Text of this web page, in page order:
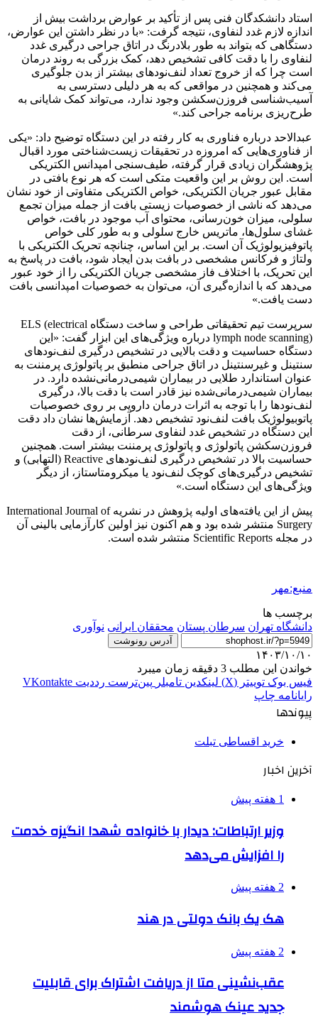
استاد دانشکدگان فنی پس از تأکید بر عوارض برداشت بیش از
اندازه لازم غدد لنفاوی، نتیجه گرفت: «با در نظر داشتن این عوارض،
دستگاهی که بتواند به طور بلادرنگ در اتاق جراحی درگیری غدد
لنفاوی را با دقت کافی تشخیص دهد، کمک بزرگی به روند درمان
است چرا که از خروج تعداد لنف‌نودهای بیشتر از بدن جلوگیری
می‌کند و همچنین در مواقعی که به هر دلیلی دسترسی به
آسیب‌شناسی فروزن‌سکشن وجود ندارد، می‌تواند کمک شایانی به
طرح‌ریزی برنامه جراحی کند.»
عبدالاحد درباره فناوری به کار رفته در این دستگاه توضیح داد: «یکی
از فناوری‌هایی که امروزه در تحقیقات زیست‌شناختی مورد اقبال
پژوهشگران زیادی قرار گرفته، طیف‌سنجی امپدانس الکتریکی
است. این روش بر این واقعیت متکی است که هر نوع بافتی در
مقابل عبور جریان الکتریکی، خواص الکتریکی متفاوتی از خود نشان
می‌دهد که ناشی از خصوصیات زیستی بافت از جمله میزان تجمع
سلولی، میزان خون‌رسانی، محتوای آب موجود در بافت، خواص
غشای سلول‌ها، ماتریس خارج سلولی و به طور کلی خواص
پاتوفیزیولوژیک آن است. بر این اساس، چنانچه تحریک الکتریکی با
ولتاژ و فرکانس مشخصی در بافت بدن ایجاد شود، بافت در پاسخ به
این تحریک، با اختلاف فاز مشخصی جریان الکتریکی را از خود عبور
می‌دهد که با اندازه‌گیری آن، می‌توان به خصوصیات امپدانسی بافت
دست یافت.»
سرپرست تیم تحقیقاتی طراحی و ساخت دستگاه ELS (electrical
lymph node scanning) درباره ویژگی‌های این ابزار گفت: «این
دستگاه حساسیت و دقت بالایی در تشخیص درگیری لنف‌نودهای
سنتینل و غیرسنتینل در اتاق جراحی منطبق بر پاتولوژی پرمننت به
عنوان استاندارد طلایی در بیماران شیمی‌درمانی‌نشده دارد. در
بیماران شیمی‌درمانی‌شده نیز قادر است با دقت بالا، درگیری
لنف‌نودها را با توجه به اثرات درمان دارویی بر روی خصوصیات
پاتوبیولوژیک بافت لنف‌نود تشخیص دهد. آزمایش‌ها نشان داد دقت
این دستگاه در تشخیص غدد لنفاوی سرطانی، از دقت
فروزن‌سکشن پاتولوژی و پاتولوژی پرمننت بیشتر است. همچنین
حساسیت بالا در تشخیص درگیری لنف‌نودهای Reactive (التهابی) و
تشخیص درگیری‌های کوچک لنف‌نود یا میکرومتاستاز، از دیگر
ویژگی‌های این دستگاه است.»
پیش از این یافته‌های اولیه پژوهش در نشریه International Journal of
Surgery منتشر شده بود و هم اکنون نیز اولین کارآزمایی بالینی آن
در مجله Scientific Reports منتشر شده است.
منبع:مهر
برچسب ها
دانشگاه تهران سرطان پستان محققان ایرانی نوآوری
آدرس رونوشت
۱۴۰۳/۱۰/۱۰
خواندن این مطلب 3 دقیقه زمان میبرد
فیس بوک توییتر (X) لینکدین ‫تامبلر ‫پین‌ترست ‫رددیت ‫VKontakte
رایانامه چاپ
پیوندها
خرید اقساطی تبلت
آخرین اخبار
1 هفته پیش
وزیر ارتباطات: دیدار با خانواده شهدا انگیزه خدمت
را افزایش می‌دهد
2 هفته پیش
هک یک بانک دولتی در هند
2 هفته پیش
عقب‌نشینی متا از دریافت اشتراک برای قابلیت
جدید عینک هوشمند